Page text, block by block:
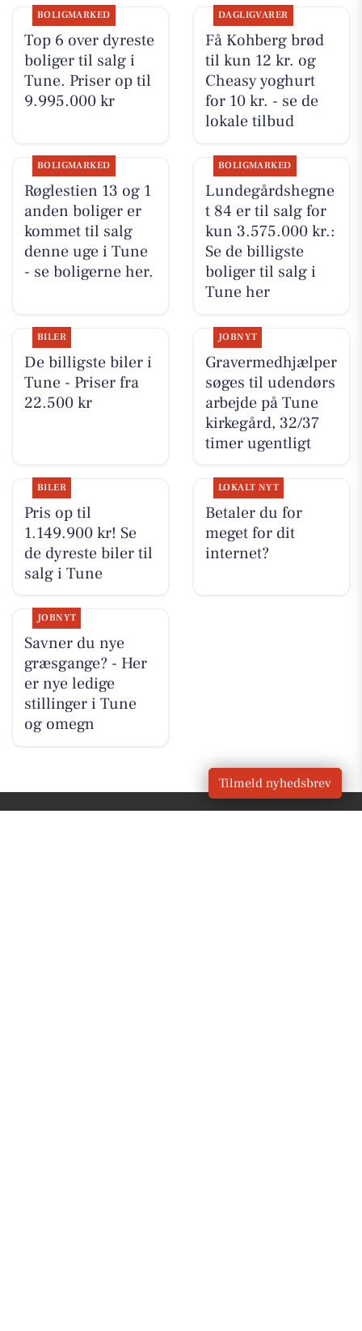
BOLIGMARKED
Top 6 over dyreste
boliger til salg i
Tune. Priser op til
9.995.000 kr
DAGLIGVARER
Få Kohberg brød
til kun 12 kr. og
Cheasy yoghurt
for 10 kr. - se de
lokale tilbud
BOLIGMARKED
Røglestien 13 og 1
anden boliger er
kommet til salg
denne uge i Tune
- se boligerne her.
BOLIGMARKED
Lundegårdshegne
t 84 er til salg for
kun 3.575.000 kr.:
Se de billigste
boliger til salg i
Tune her
BILER
De billigste biler i
Tune - Priser fra
22.500 kr
JOBNYT
Gravermedhjælper
søges til udendørs
arbejde på Tune
kirkegård, 32/37
timer ugentligt
BILER
Pris op til
1.149.900 kr! Se
de dyreste biler til
salg i Tune
LOKALT NYT
Betaler du for
meget for dit
internet?
JOBNYT
Savner du nye
græsgange? - Her
er nye ledige
stillinger i Tune
og omegn
Tilmeld nyhedsbrev